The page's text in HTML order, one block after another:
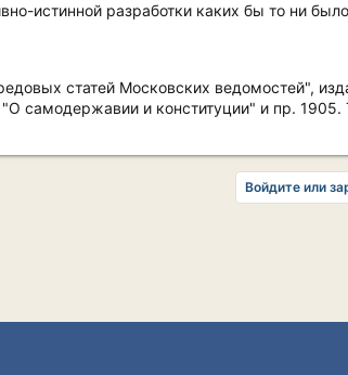
истинной разработки каких бы то ни
статей Московских ведомостей",
самодержавии и конституции" и пр. 1905.
Войдите или